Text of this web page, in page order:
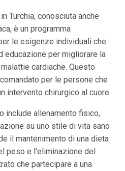
Turchia, conosciuta anche
è un programma
le esigenze individuali che
per migliorare la
cardiache. Questo
per le persone che
intervento chirurgico al cuore.
include allenamento fisico,
su uno stile di vita sano
il mantenimento di una dieta
peso e l'eliminazione del
che partecipare a una